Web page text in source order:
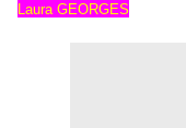
Laura GEORGES